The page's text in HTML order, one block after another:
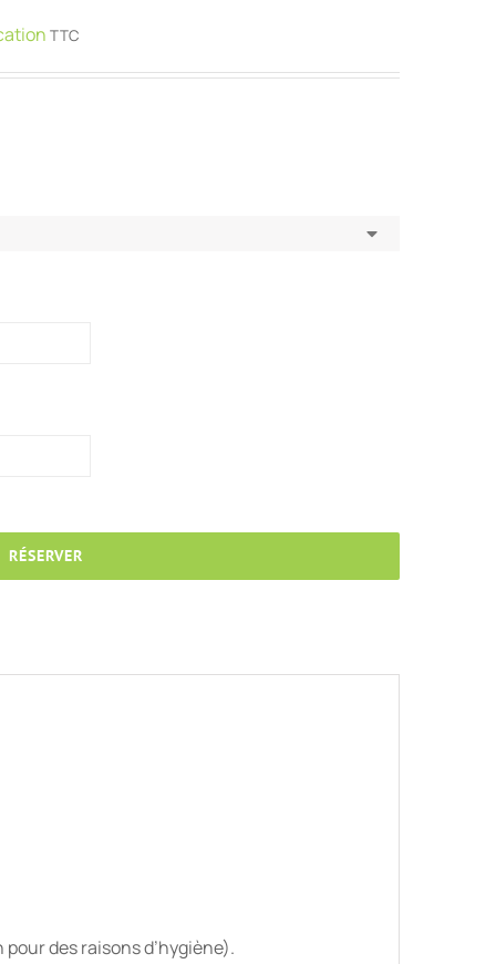
TTC
RÉSERVER
des raisons d’hygiène).